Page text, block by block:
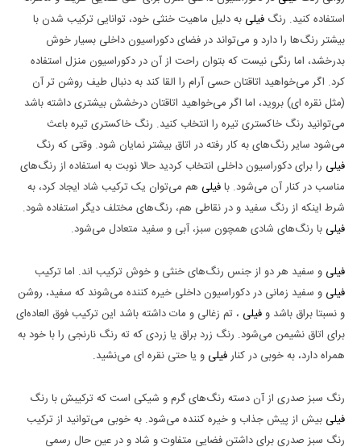
استفاده کنید. رنگ فیلی به دلیل ماهیت خنثی خود، توانایی ترکیب شدن با
بیشتر رنگ‌ها را دارد و می‌تواند در فضای دکوراسیون داخلی بسیار خوش
بدرخشد، اما رنگی نیست که بتوان راحت از آن در دکوراسیون منزل استفاده
کرد. اگر می‌خواهید اتاقتان حسی آرام را القا کند به دنبال طیف روشن تر آن
(مثل نقره ای) بروید، اما اگر می‌خواهید اتاقتان درخشش بیشتری داشته باشد
می‌توانید رنگ خاکستری تیره‌ را انتخاب کنید. رنگ خاکستری تیره‌ باعث
می‌شود سایر رنگ‌های به کار رفته در اتاق بیشتر نمایان شود. وقتی که رنگ
فیلی را برای دکوراسیون داخلی انتخاب کردید حالا نوبت به استفاده از رنگ‌های
مناسب در کنار آن می‌شود. بافیلی هم می‌توان یک ترکیب شاد ایجاد کرد، به
شرط اینکه از رنگ سفید و در نقاطی هم، رنگ‌های مختلف دیگر استفاده شود.
فیلی با رنگ‌های شادی همچون سبز، آبی و سفید متعادل می‌شود.
فیلی و سفید هر دو از جنس رنگ‌های خنثی و خوش ترکیب اند. اما ترکیب
فیلی و سفید زمانی در دکوراسیون داخلی خیره کننده می‌شوند که سفید، روشن
و نسبتا براق باشد و فیلی ، تم زغالی و مات داشته باشد این ترکیب فوق العاده‌ای
برای اتاق نشیمن می‌شود. رنگ زرد براق یا زردی که ته رنگ نارنجی را با خود به
همراه دارد، به خوبی در کنارفیلی و یا حتی نقره ای می‌نشید.
رنگ سبز صدری از آن دسته رنگ‌های گرم و شیکی است که ترکیبش با رنگ
فیلی بیش از پیش جذاب و خیره کننده می‌شود. به خوبی می‌توانید از ترکیب
رنگ سبز صدری برای داشتن فضایی متفاوت و شاد و در عین حال رسمی